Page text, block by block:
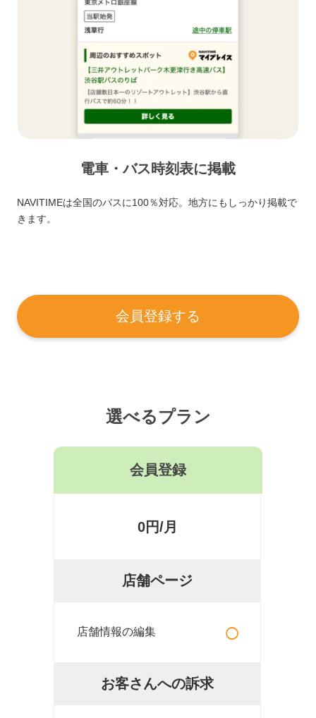
電車・バス時刻表に掲載
NAVITIMEは全国のバスに100％対応。地方にもしっかり掲載で
きます。
会員登録する
選べるプラン
会員登録
0円/月
店舗ページ
店舗情報の編集 ○
お客さんへの訴求